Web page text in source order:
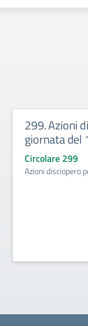
299. Azioni
giornata del
Circolare 299
Azioni disciopero